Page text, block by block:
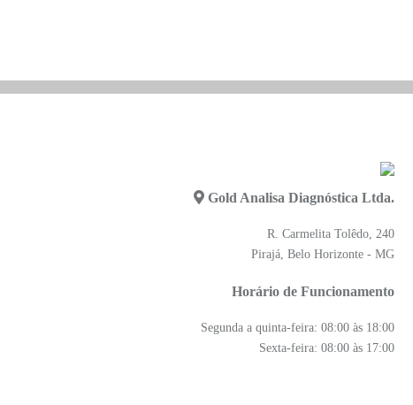
Gold Analisa Diagnóstica Ltda.
R. Carmelita Tolêdo, 240
Pirajá, Belo Horizonte - MG
Horário de Funcionamento
Segunda a quinta-feira: 08:00 às 18:00
Sexta-feira: 08:00 às 17:00